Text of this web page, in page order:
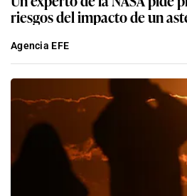
riesgos del impacto de un
Agencia EFE